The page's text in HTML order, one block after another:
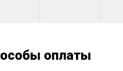
оплаты